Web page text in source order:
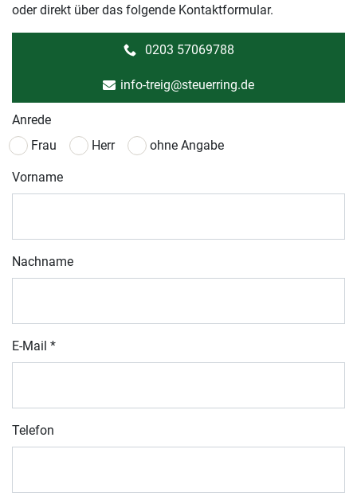
oder direkt über das folgende Kontaktformular.
0203 57069788
info-treig@steuerring.de
Anrede
Frau
Herr ohne Angabe
Vorname
Nachname
E-Mail *
Telefon